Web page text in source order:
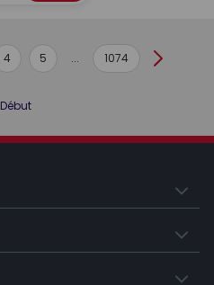
4 5 ... 1074 Suivant
Début